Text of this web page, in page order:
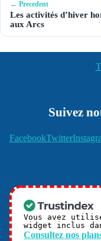
← Precedent
Les activités d’hiver
aux Arcs
Suivez
FacebookTwitter
Vous avez
widget inclus
Consultez nos